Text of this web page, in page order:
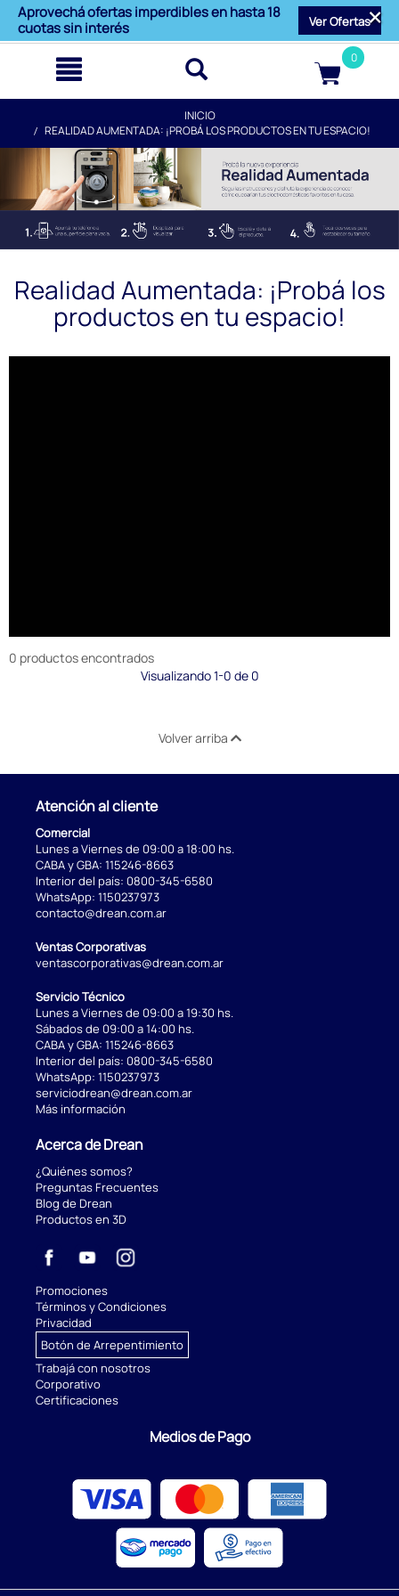
Aprovechá ofertas imperdibles en hasta 18
cuotas sin interés
Ver Ofertas
text.skipToContent
text.skipToNavigation
0
INICIO
REALIDAD AUMENTADA: ¡PROBÁ LOS PRODUCTOS EN TU ESPACIO!
Realidad Aumentada: ¡Probá los
productos en tu espacio!
0 productos encontrados
Visualizando 1-0 de 0
Volver arriba
Atención al cliente
Comercial
Lunes a Viernes de 09:00 a 18:00 hs.
CABA y GBA: 115246-8663
Interior del país: 0800-345-6580
WhatsApp: 1150237973
contacto@drean.com.ar
Ventas Corporativas
ventascorporativas@drean.com.ar
Servicio Técnico
Lunes a Viernes de 09:00 a 19:30 hs.
Sábados de 09:00 a 14:00 hs.
CABA y GBA: 115246-8663
Interior del país: 0800-345-6580
WhatsApp: 1150237973
serviciodrean@drean.com.ar
Más información
Acerca de Drean
¿Quiénes somos?
Preguntas Frecuentes
Blog de Drean
Productos en 3D
Promociones
Términos y Condiciones
Privacidad
Botón de Arrepentimiento
Trabajá con nosotros
Corporativo
Certificaciones
Medios de Pago